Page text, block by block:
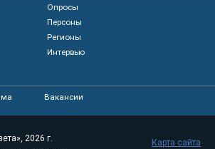
Опросы
Персоны
Регионы
Интервью
Вакансии
2026 г.
Карта сайта